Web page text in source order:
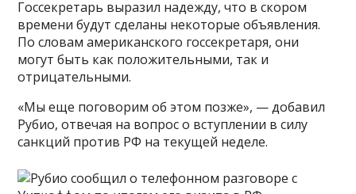
Госсекретарь выразил надежду, что в скором
времени будут сделаны некоторые объявления.
По словам американского госсекретаря, они
могут быть как положительными, так и
отрицательными.
«Мы еще поговорим об этом позже», — добавил
Рубио, отвечая на вопрос о вступлении в силу
санкций против РФ на текущей неделе.